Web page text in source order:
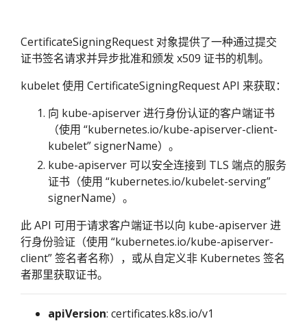
CertificateSigningRequest 对象提供了一种通过提交
证书签名请求并异步批准和颁发 x509 证书的机制。
kubelet 使用 CertificateSigningRequest API 来获取：
向 kube-apiserver 进行身份认证的客户端证书
（使用 “kubernetes.io/kube-apiserver-client-
kubelet” signerName）。
kube-apiserver 可以安全连接到 TLS 端点的服务
证书（使用 “kubernetes.io/kubelet-serving”
signerName）。
此 API 可用于请求客户端证书以向 kube-apiserver 进
行身份验证（使用 “kubernetes.io/kube-apiserver-
client” 签名者名称），或从自定义非 Kubernetes 签名
者那里获取证书。
apiVersion: certificates.k8s.io/v1